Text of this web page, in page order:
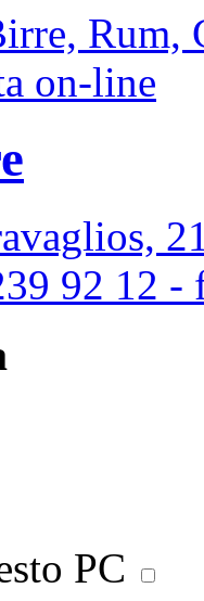
on-line
92 12 -
PC